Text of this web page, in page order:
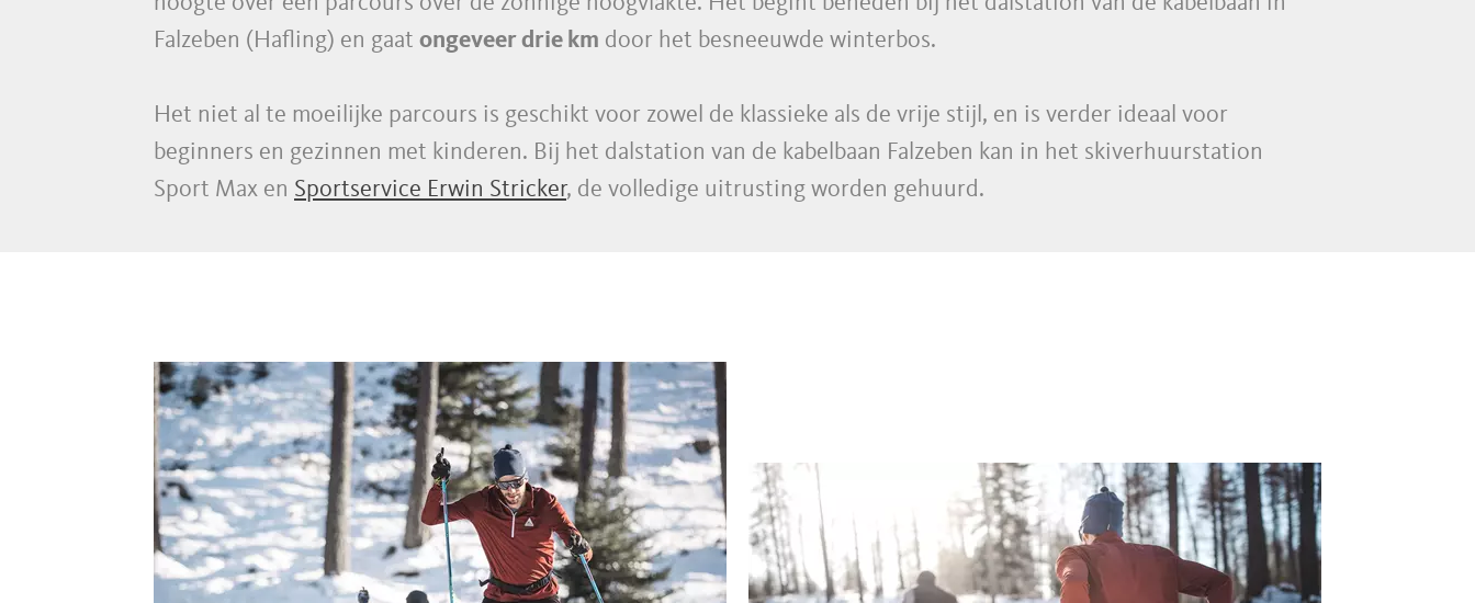
Falzeben (Hafling) en gaat ongeveer drie km door het besneeuwde winterbos.
Het niet al te moeilijke parcours is geschikt voor zowel de klassieke als de vrije stijl, en is verder ideaal voor
beginners en gezinnen met kinderen. Bij het dalstation van de kabelbaan Falzeben kan in het skiverhuurstation
Sport Max en Sportservice Erwin Stricker, de volledige uitrusting worden gehuurd.